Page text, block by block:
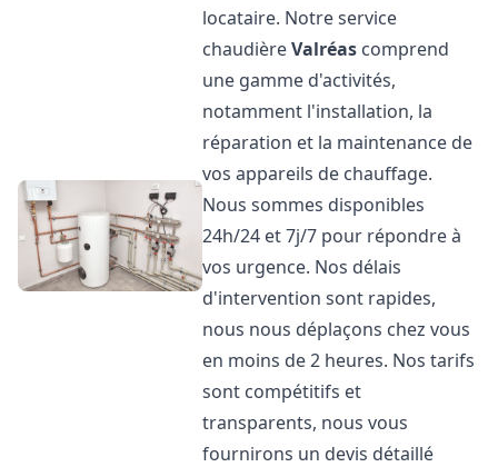
locataire. Notre service
chaudièreValréas comprend
une gamme d'activités,
notamment l'installation, la
réparation et la maintenance de
vos appareils de chauffage.
Nous sommes disponibles
24h/24 et 7j/7 pour répondre à
vos urgence. Nos délais
d'intervention sont rapides,
nous nous déplaçons chez vous
en moins de 2 heures. Nos tarifs
sont compétitifs et
transparents, nous vous
fournirons un devis détaillé